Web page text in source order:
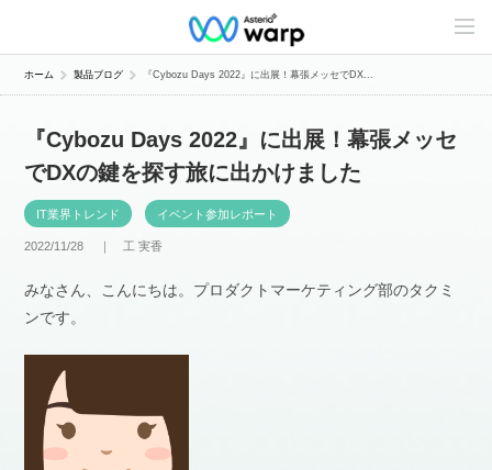
C
n
e
ホーム 製品ブログ 『Cybozu Days 2022』に出展！幕張メッセでDX...
『Cybozu Days 2022』に出展！幕張メッセ
でDXの鍵を探す旅に出かけました
IT業界トレンド イベント参加レポート
2022/11/28 ｜ 工 実香
みなさん、こんにちは。プロダクトマーケティング部のタクミ
ンです。